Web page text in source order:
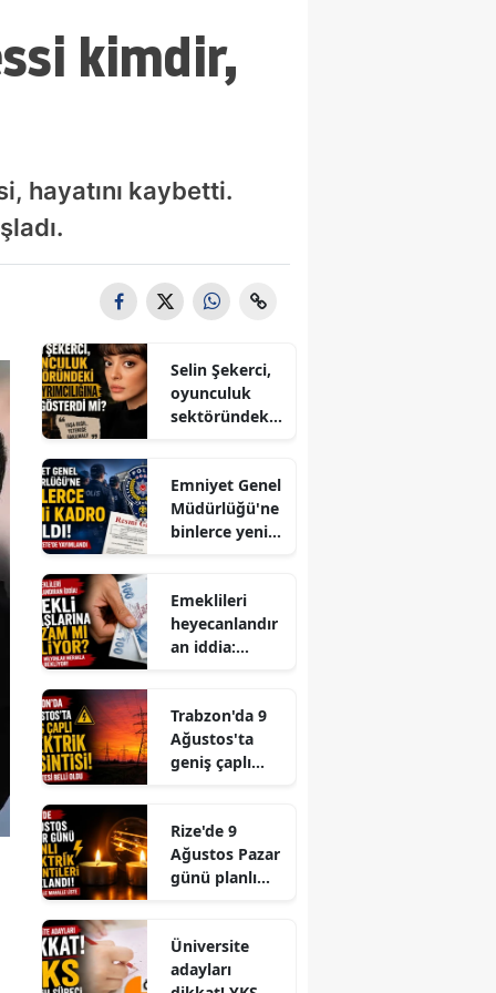
kimdir,
hayatını kaybetti.
Selin Şekerci,
oyunculuk
sektöründeki
tepki gösterdi
mi?
Emniyet Genel
Müdürlüğü'ne
binlerce yeni
Gazete'de
yayımlandı
Emeklileri
heyecanlandır
an iddia:
zam mı
geliyor?
Trabzon'da 9
Ağustos'ta
geniş çaplı
listesi belli
oldu
Rize'de 9
Ağustos Pazar
günü planlı
açıklandı: İşte
mahalle
Üniversite
adayları